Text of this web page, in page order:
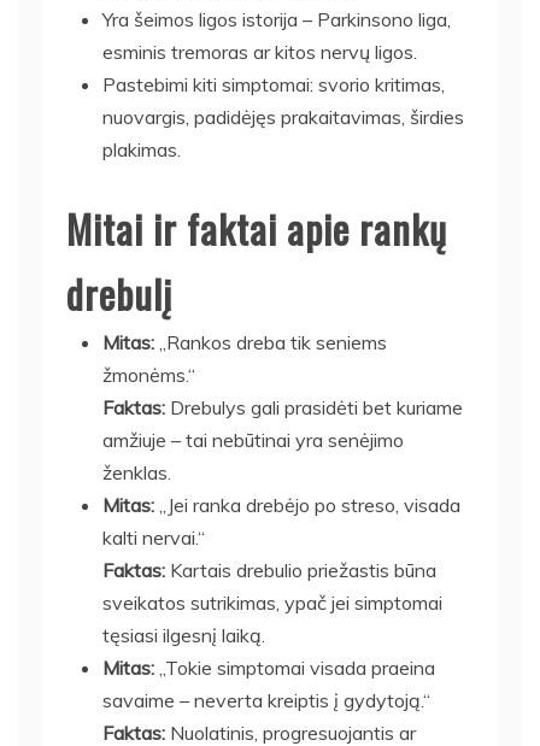
Yra šeimos ligos istorija – Parkinsono liga,
esminis tremoras ar kitos nervų ligos.
Pastebimi kiti simptomai: svorio kritimas,
nuovargis, padidėjęs prakaitavimas, širdies
plakimas.
Mitai ir faktai apie rankų
drebulį
Mitas: „Rankos dreba tik seniems
žmonėms.“
Faktas: Drebulys gali prasidėti bet kuriame
amžiuje – tai nebūtinai yra senėjimo
ženklas.
Mitas: „Jei ranka drebėjo po streso, visada
kalti nervai.“
Faktas: Kartais drebulio priežastis būna
sveikatos sutrikimas, ypač jei simptomai
tęsiasi ilgesnį laiką.
Mitas: „Tokie simptomai visada praeina
savaime – neverta kreiptis į gydytoją.“
Faktas: Nuolatinis, progresuojantis ar